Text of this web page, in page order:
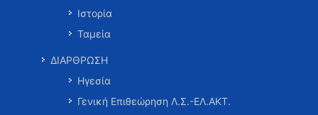
Ιστορία
Ταμεία
ΔΙΑΡΘΡΩΣΗ
Ηγεσία
Γενική Επιθεώρηση Λ.Σ.-ΕΛ.ΑΚΤ.